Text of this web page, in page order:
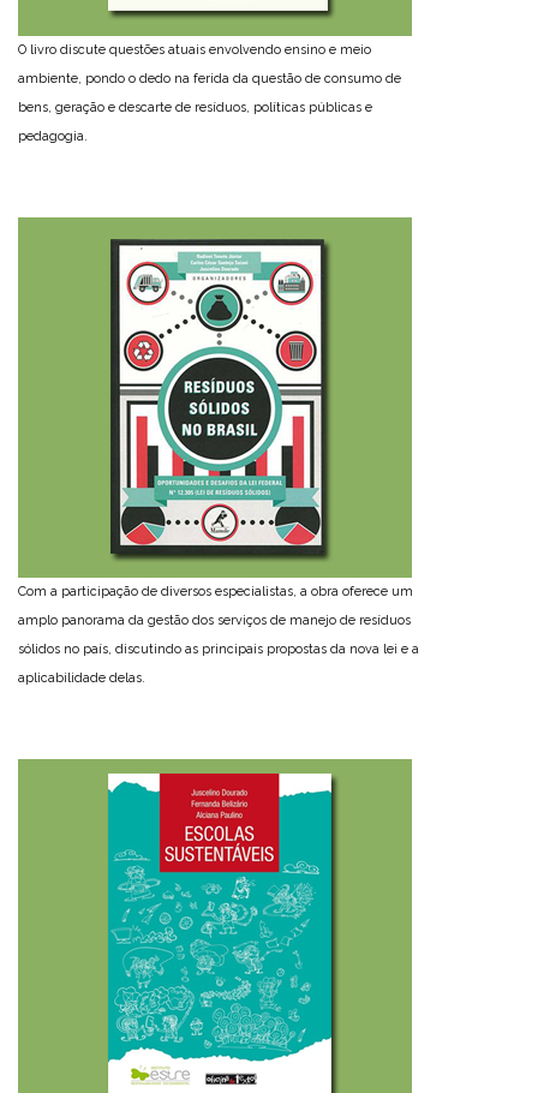
O livro discute questões atuais envolvendo ensino e meio
ambiente, pondo o dedo na ferida da questão de consumo de
bens, geração e descarte de resíduos, políticas públicas e
pedagogia.
Com a participação de diversos especialistas, a obra oferece um
amplo panorama da gestão dos serviços de manejo de resíduos
sólidos no país, discutindo as principais propostas da nova lei e a
aplicabilidade delas.